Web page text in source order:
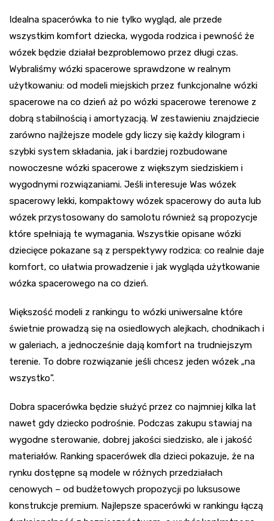
Idealna spacerówka to nie tylko wygląd, ale przede
wszystkim komfort dziecka, wygoda rodzica i pewność że
wózek będzie działał bezproblemowo przez długi czas.
Wybraliśmy wózki spacerowe sprawdzone w realnym
użytkowaniu: od modeli miejskich przez funkcjonalne wózki
spacerowe na co dzień aż po wózki spacerowe terenowe z
dobrą stabilnością i amortyzacją. W zestawieniu znajdziecie
zarówno najlżejsze modele gdy liczy się każdy kilogram i
szybki system składania, jak i bardziej rozbudowane
nowoczesne wózki spacerowe z większym siedziskiem i
wygodnymi rozwiązaniami. Jeśli interesuje Was wózek
spacerowy lekki, kompaktowy wózek spacerowy do auta lub
wózek przystosowany do samolotu również są propozycje
które spełniają te wymagania. Wszystkie opisane wózki
dziecięce pokazane są z perspektywy rodzica: co realnie daje
komfort, co ułatwia prowadzenie i jak wygląda użytkowanie
wózka spacerowego na co dzień.
Większość modeli z rankingu to wózki uniwersalne które
świetnie prowadzą się na osiedlowych alejkach, chodnikach i
w galeriach, a jednocześnie dają komfort na trudniejszym
terenie. To dobre rozwiązanie jeśli chcesz jeden wózek „na
wszystko”.
Dobra spacerówka będzie służyć przez co najmniej kilka lat
nawet gdy dziecko podrośnie. Podczas zakupu stawiaj na
wygodne sterowanie, dobrej jakości siedzisko, ale i jakość
materiałów. Ranking spacerówek dla dzieci pokazuje, że na
rynku dostępne są modele w różnych przedziałach
cenowych – od budżetowych propozycji po luksusowe
konstrukcje premium. Najlepsze spacerówki w rankingu łączą